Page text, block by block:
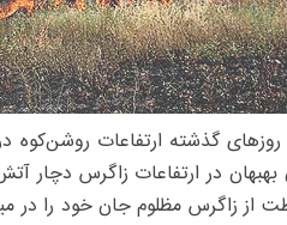
روزهای گذشته ارتفاعات
در ارتفاعات زاگرس دچار
از زاگرس مظلوم جان خود را